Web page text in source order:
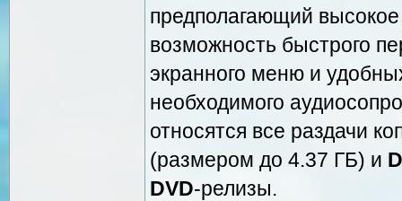
предполагающий
возможность быстрого
экранного меню и
необходимого
относятся все раздачи
(размером до 4.37 ГБ) и
DVD-релизы.